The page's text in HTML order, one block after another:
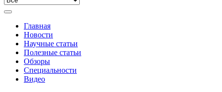
Главная
Новости
Научные статьи
Полезные статьи
Обзоры
Специальности
Видео